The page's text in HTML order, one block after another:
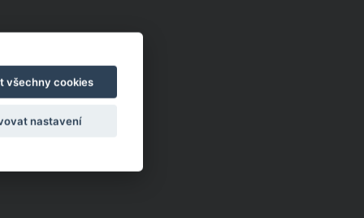
všechny cookies
nastavení